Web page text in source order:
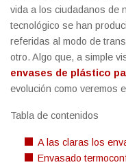
vida a los ciudadanos de
tecnológico se han
referidas al modo de
otro. Algo que, a simple
envases de plástico
evolución como veremos
Tabla de contenidos
A las claras los
Envasado